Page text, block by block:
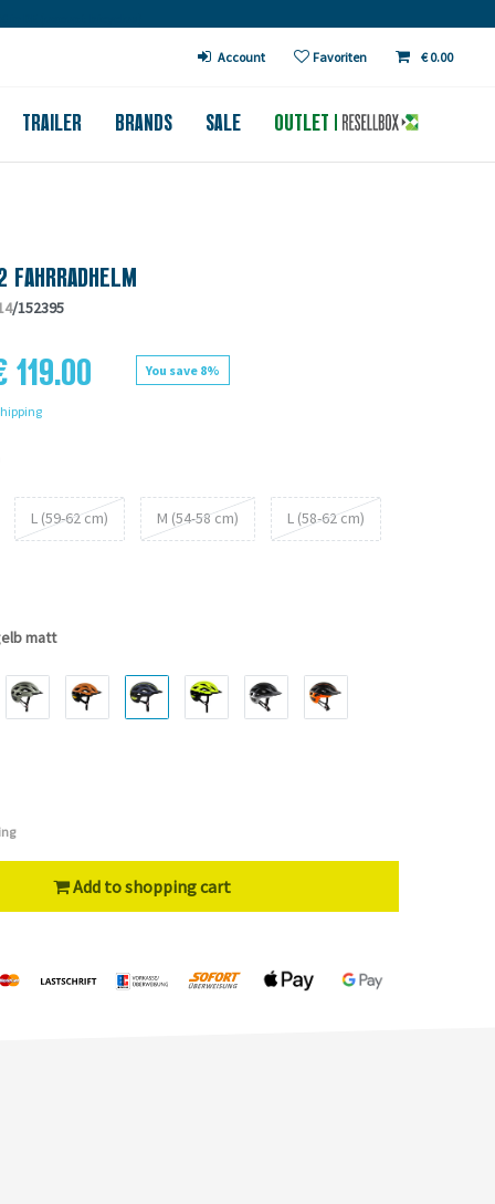
Account Favoriten € 0.00
TRAILER BRANDS SALE OUTLET
FAHRRADHELM
/152395
119.00 You save 8%
L (59-62 cm) M (54-58 cm) L (58-62 cm)
matt
Add to shopping cart